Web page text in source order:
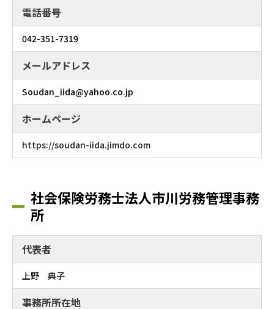
電話番号
042-351-7319
メールアドレス
Soudan_iida@yahoo.co.jp
ホームページ
https://soudan-iida.jimdo.com
社会保険労務士法人市川労務管理事務
所
代表者
上野 典子
事務所所在地